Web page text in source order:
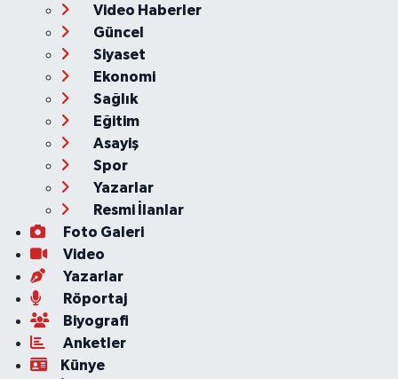
Video Haberler
Güncel
Siyaset
Ekonomi
Sağlık
Eğitim
Asayiş
Spor
Yazarlar
Resmi İlanlar
Foto Galeri
Video
Yazarlar
Röportaj
Biyografi
Anketler
Künye